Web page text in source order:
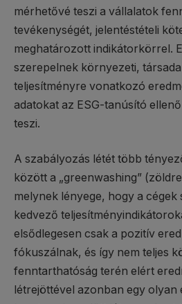
mérhetővé teszi a vállalatok
tevékenységét, jelentéstételi
meghatározott indikátorkörrel.
szerepelnek környezeti,
teljesítményre vonatkozó
adatokat az ESG-tanúsító
teszi.
A szabályozás létét több
között a „greenwashing”
melynek lényege, hogy a cégek
kedvező
elsődlegesen csak a pozitív
fókuszálnak, és így nem teljes
fenntarthatóság terén elért
létrejöttével azonban egy olyan